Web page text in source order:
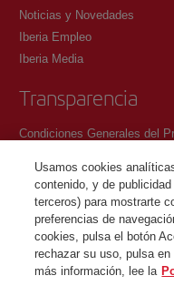
Noticias y Novedades
Iberia Empleo
Iberia Media
Transparencia
Condiciones Generales del
Política de protección de
Gestión y Política de cookies
Contacto
©Iberia Joven 2026. Todos
Usamos cookies
contenido, y de
terceros) para mostrarte
preferencias de
cookies, pulsa el botón
rechazar su uso, pulsa
más información, lee la